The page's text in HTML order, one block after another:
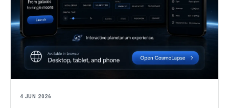
4 JUN 2026